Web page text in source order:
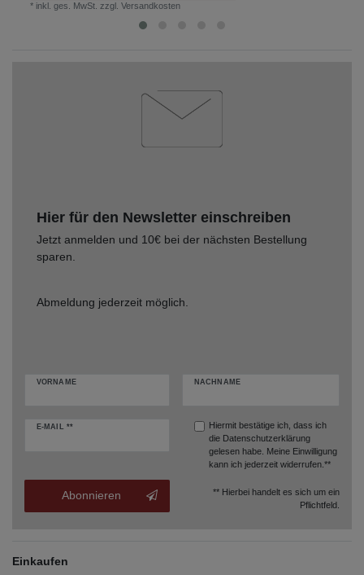
* inkl. ges. MwSt. zzgl.Versandkosten
Hier für den Newsletter einschreiben
Jetzt anmelden und 10€ bei der nächsten Bestellung
sparen.
Abmeldung jederzeit möglich.
VORNAME NACHNAME
E-MAIL **
Hiermit bestätige ich, dass ich
die Datenschutzerklärung
gelesen habe. Meine Einwilligung
kann ich jederzeit widerrufen.**
Abonnieren
** Hierbei handelt es sich um ein
Pflichtfeld.
Einkaufen